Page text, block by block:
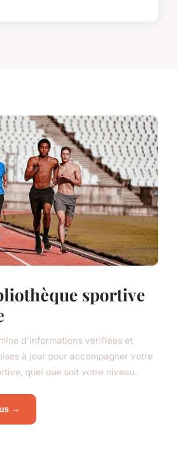
sportive
d'informations vérifiées et
à jour pour accompagner votre
quel que soit votre niveau.
→